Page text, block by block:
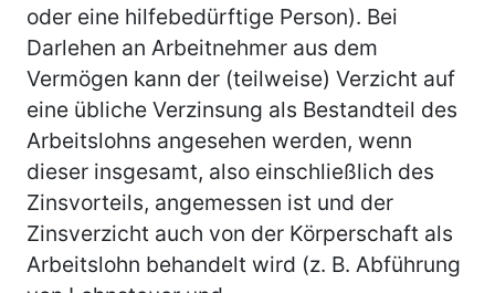
oder eine hilfebedürftige Person). Bei
Darlehen an Arbeitnehmer aus dem
Vermögen kann der (teilweise) Verzicht auf
eine übliche Verzinsung als Bestandteil des
Arbeitslohns angesehen werden, wenn
dieser insgesamt, also einschließlich des
Zinsvorteils, angemessen ist und der
Zinsverzicht auch von der Körperschaft als
Arbeitslohn behandelt wird (z. B. Abführung